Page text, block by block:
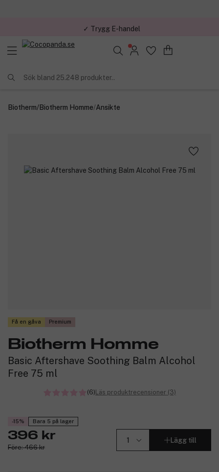
✓ Trygg E-handel
Sök bland 25.248 produkter..
Biotherm/Biotherm Homme/Ansikte
Få en gåva Premium
Biotherm Homme
Basic Aftershave Soothing Balm Alcohol
Free 75 ml
(6)Läs produktrecensioner (3)
-15% Bara 5 på lager
396 kr
Före: 466 kr
Lägg till